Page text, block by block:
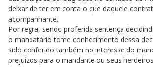
deixar de ter em conta o que daquele
acompanhante.
Por regra, sendo proferida sentença
o mandatário tome conhecimento dessa
sido conferido também no interesse do
prejuízos para o mandante ou seus